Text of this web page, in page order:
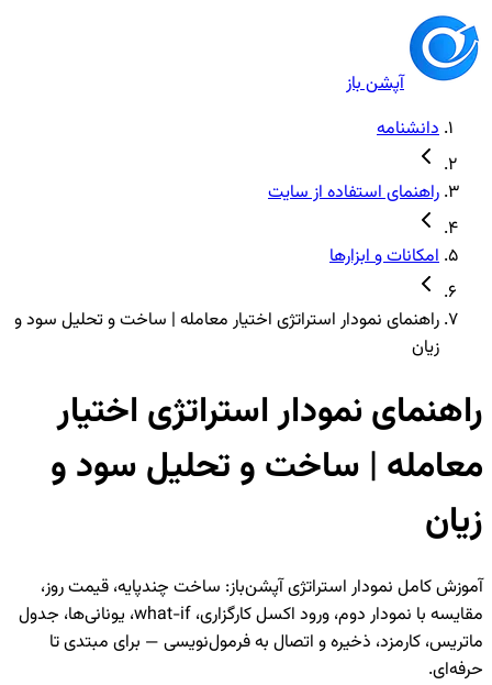
آپشن باز
دانشنامه
راهنمای استفاده از سایت
امکانات و ابزارها
راهنمای نمودار استراتژی اختیار معامله | ساخت و تحلیل سود و
زیان
راهنمای نمودار استراتژی اختیار
معامله | ساخت و تحلیل سود و
زیان
آموزش کامل نمودار استراتژی آپشن‌باز: ساخت چندپایه، قیمت روز،
مقایسه با نمودار دوم، ورود اکسل کارگزاری، what-if، یونانی‌ها، جدول
ماتریس، کارمزد، ذخیره و اتصال به فرمول‌نویسی — برای مبتدی تا
حرفه‌ای.